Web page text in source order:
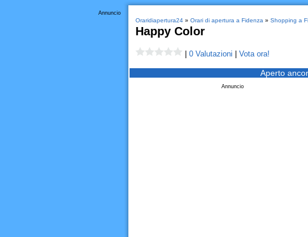
Annuncio
Oraridiapertura24» Orari di apertura a Fidenza » Shopping a
Happy Color
0 Valutazioni Vota ora!
Aperto
Annuncio